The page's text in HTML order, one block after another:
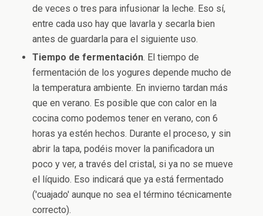
de veces o tres para infusionar la leche. Eso sí,
entre cada uso hay que lavarla y secarla bien
antes de guardarla para el siguiente uso.
Tiempo de fermentación. El tiempo de
fermentación de los yogures depende mucho de
la temperatura ambiente. En invierno tardan más
que en verano. Es posible que con calor en la
cocina como podemos tener en verano, con 6
horas ya estén hechos. Durante el proceso, y sin
abrir la tapa, podéis mover la panificadora un
poco y ver, a través del cristal, si ya no se mueve
el líquido. Eso indicará que ya está fermentado
('cuajado' aunque no sea el término técnicamente
correcto).